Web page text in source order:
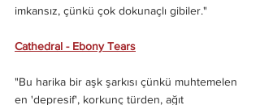
imkansız, çünkü çok dokunaçlı gibiler."
Cathedral - Ebony Tears
"Bu harika bir aşk şarkısı çünkü muhtemelen
en 'depresif', korkunç türden, ağıt